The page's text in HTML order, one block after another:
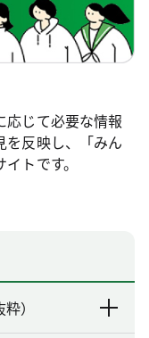
応じて必要な情報
を反映し、「みん
トです。
）